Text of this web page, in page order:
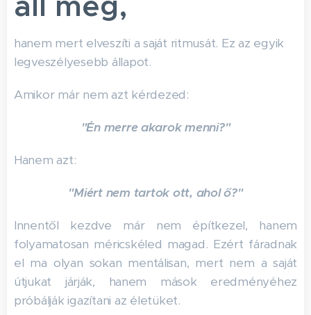
hanem mert elveszíti a saját ritmusát. Ez az egyik
legveszélyesebb állapot.
Amikor már nem azt kérdezed:
"Én merre akarok menni?"
Hanem azt:
"Miért nem tartok ott, ahol ő?"
Innentől kezdve már nem építkezel, hanem
folyamatosan méricskéled magad. Ezért fáradnak
el ma olyan sokan mentálisan, mert nem a saját
útjukat járják, hanem mások eredményéhez
próbálják igazítani az életüket.